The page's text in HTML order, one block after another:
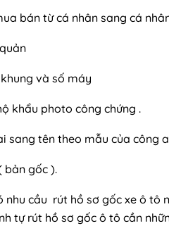
bán từ cá nhân sang cá
và số máy
khẩu photo công chứng .
sang tên theo mẫu của công
bản gốc ).
nhu cầu rút hồ sơ gốc xe ô tô
tự rút hồ sơ gốc ô tô cần